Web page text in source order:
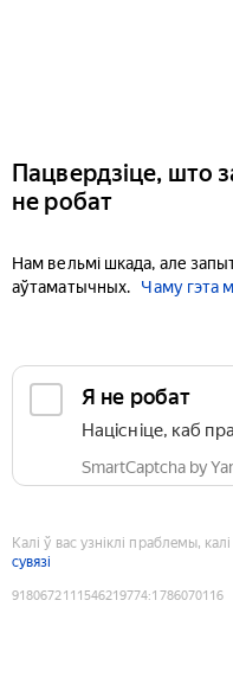
Пацвердзіце, што
не робат
Нам вельмі шкада, але
аўтаматычных.
Чаму гэта
Я не робат
Націсніце, каб
SmartCaptcha by
Калі ў вас узніклі праблемы,
сувязі
9180672111546219774:1786070116